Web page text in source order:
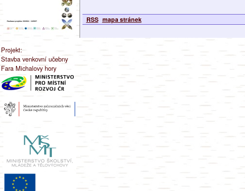
Projekt:
Stavba venkovní učebny
Fara Michalovy hory
RSS mapa stránek